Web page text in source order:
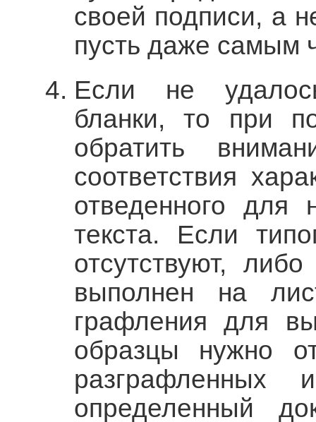
своей подписи, а
пусть даже самым
Если не
бланки, то при
обратить
соответствия
отведенного для
текста. Если
отсутствуют,
выполнен на
графления для
образцы нужно
разграфленных
определенный